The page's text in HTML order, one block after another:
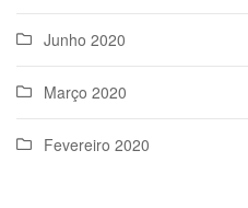
Junho 2020
Março 2020
Fevereiro 2020